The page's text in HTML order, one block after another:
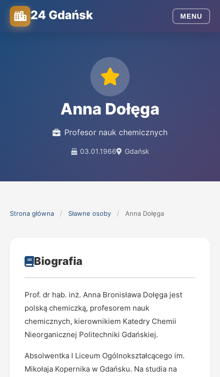
24 Gdańsk MENU
Anna Dołęga
Profesor nauk chemicznych
03.01.1966 Gdańsk
Strona główna / Sławne osoby / Anna Dołęga
Biografia
Prof. dr hab. inż. Anna Bronisława Dołęga jest
polską chemiczką, profesorem nauk
chemicznych, kierownikiem Katedry Chemii
Nieorganicznej Politechniki Gdańskiej.
Absolwentka I Liceum Ogólnokształcącego im.
Mikołaja Kopernika w Gdańsku. Na studia na